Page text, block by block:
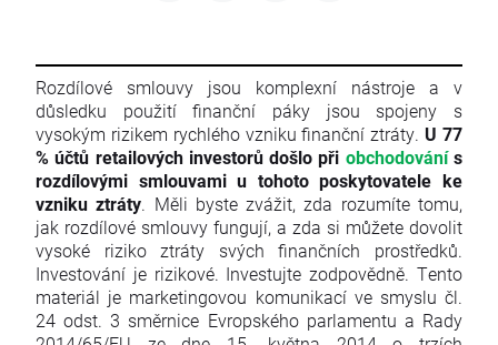
Rozdílové smlouvy jsou komplexní nástroje a v
důsledku použití finanční páky jsou spojeny s
vysokým rizikem rychlého vzniku finanční ztráty. U 77
% účtů retailových investorů došlo při obchodovánís
rozdílovými smlouvami u tohoto poskytovatele ke
vzniku ztráty. Měli byste zvážit, zda rozumíte tomu,
jak rozdílové smlouvy fungují, a zda si můžete dovolit
vysoké riziko ztráty svých finančních prostředků.
Investování je rizikové. Investujte zodpovědně. Tento
materiál je marketingovou komunikací ve smyslu čl.
24 odst. 3 směrnice Evropského parlamentu a Rady